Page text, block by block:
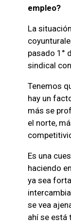
empleo?
La
pasado 1°
sindical
Tenemos
hay un
más se
el norte,
Es una
haciendo
ya sea
se vea
ahí se está